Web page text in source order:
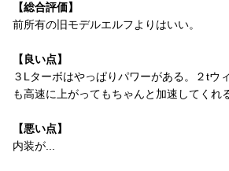
【総合評価】
前所有の旧モデルエルフよりはいい。
【良い点】
３Lターボはやっぱりパワーがある。２tウ
も高速に上がってもちゃんと加速してくれ
【悪い点】
内装が...